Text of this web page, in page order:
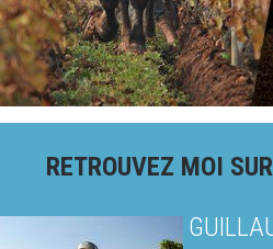
RETROUVEZ MOI